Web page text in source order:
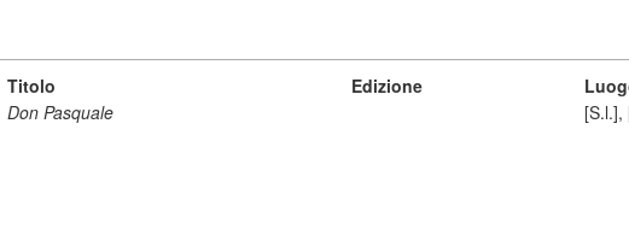
Titolo Edizione
Don Pasquale [S.l.],